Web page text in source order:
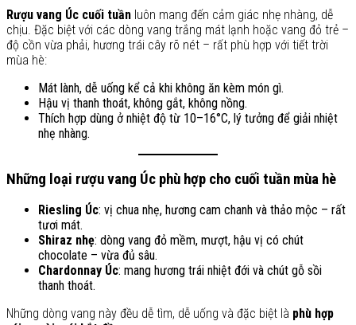
Rượu vang Úc cuối tuần luôn mang đến cảm giác nhẹ nhàng, dễ
chịu. Đặc biệt với các dòng vang trắng mát lạnh hoặc vang đỏ trẻ –
độ cồn vừa phải, hương trái cây rõ nét – rất phù hợp với tiết trời
mùa hè:
Mát lành, dễ uống kể cả khi không ăn kèm món gì.
Hậu vị thanh thoát, không gắt, không nồng.
Thích hợp dùng ở nhiệt độ từ 10–16°C, lý tưởng để giải nhiệt
nhẹ nhàng.
Những loại rượu vang Úc phù hợp cho cuối tuần mùa hè
Riesling Úc: vị chua nhẹ, hương cam chanh và thảo mộc – rất
tươi mát.
Shiraz nhẹ: dòng vang đỏ mềm, mượt, hậu vị có chút
chocolate – vừa đủ sâu.
Chardonnay Úc: mang hương trái nhiệt đới và chút gỗ sồi
thanh thoát.
Những dòng vang này đều dễ tìm, dễ uống và đặc biệt là phù hợp